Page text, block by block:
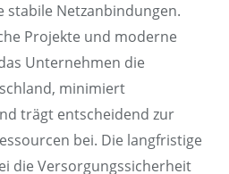
stabile Netzanbindungen.
Projekte und moderne
Unternehmen die
minimiert
trägt entscheidend zur
bei. Die langfristige
die Versorgungssicherheit